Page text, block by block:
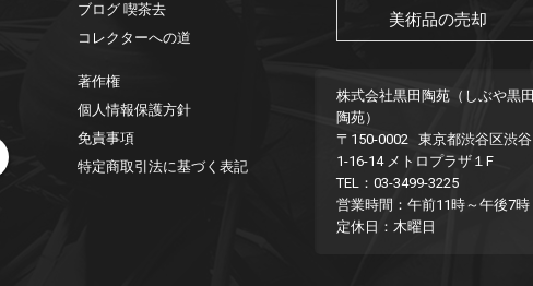
ブログ 喫茶去
コレクターへの道
著作権
個人情報保護方針
免責事項
特定商取引法に基づく表記
美術品の売却
株式会社黒田陶苑（しぶや黒田
陶苑）
〒150-0002 東京都渋谷区渋谷
1-16-14 メトロプラザ１F
TEL：03-3499-3225
営業時間：午前11時～午後7時
定休日：木曜日